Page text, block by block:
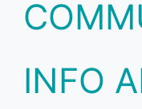
INFO